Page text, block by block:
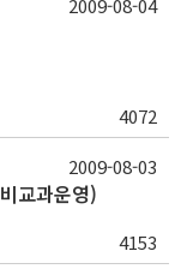
4072
2009-08-04
교과운영)
4153
2009-08-03